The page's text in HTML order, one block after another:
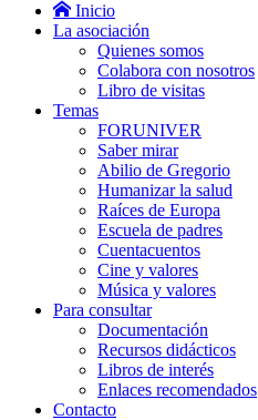
Inicio
La asociación
Quienes somos
Colabora con nosotros
Libro de visitas
Temas
FORUNIVER
Saber mirar
Abilio de Gregorio
Humanizar la salud
Raíces de Europa
Escuela de padres
Cuentacuentos
Cine y valores
Música y valores
Para consultar
Documentación
Recursos didácticos
Libros de interés
Enlaces recomendados
Contacto